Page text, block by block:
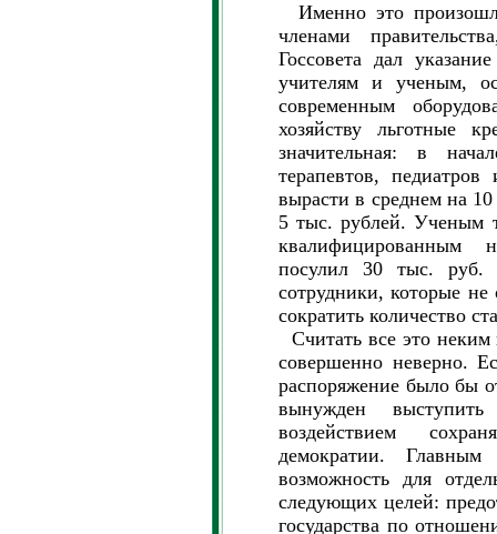
Именно это
членами
Госсовета дал
учителям и ученым,
современным
хозяйству льготные
значительная: в
терапевтов,
вырасти в среднем на
5 тыс. рублей. Ученым
квалифицированным
посулил 30 тыс. руб.
сотрудники, которые
сократить количество
Считать все это
совершенно неверно.
распоряжение было бы
вынужден
воздействием
демократии. Главным
возможность для
следующих целей:
государства по